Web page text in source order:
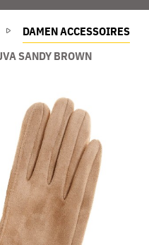
DAMEN ACCESSOIRES
SANDY BROWN